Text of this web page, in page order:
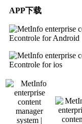
APP下载
Econtrole for Android
Econtrole for ios